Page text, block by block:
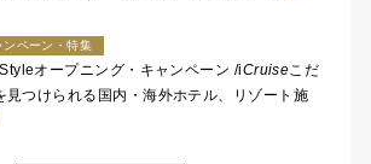
ンペーン・特集
オープニング・キャンペーン /iCruiseこだ
見つけられる国内・海外ホテル、リゾート施